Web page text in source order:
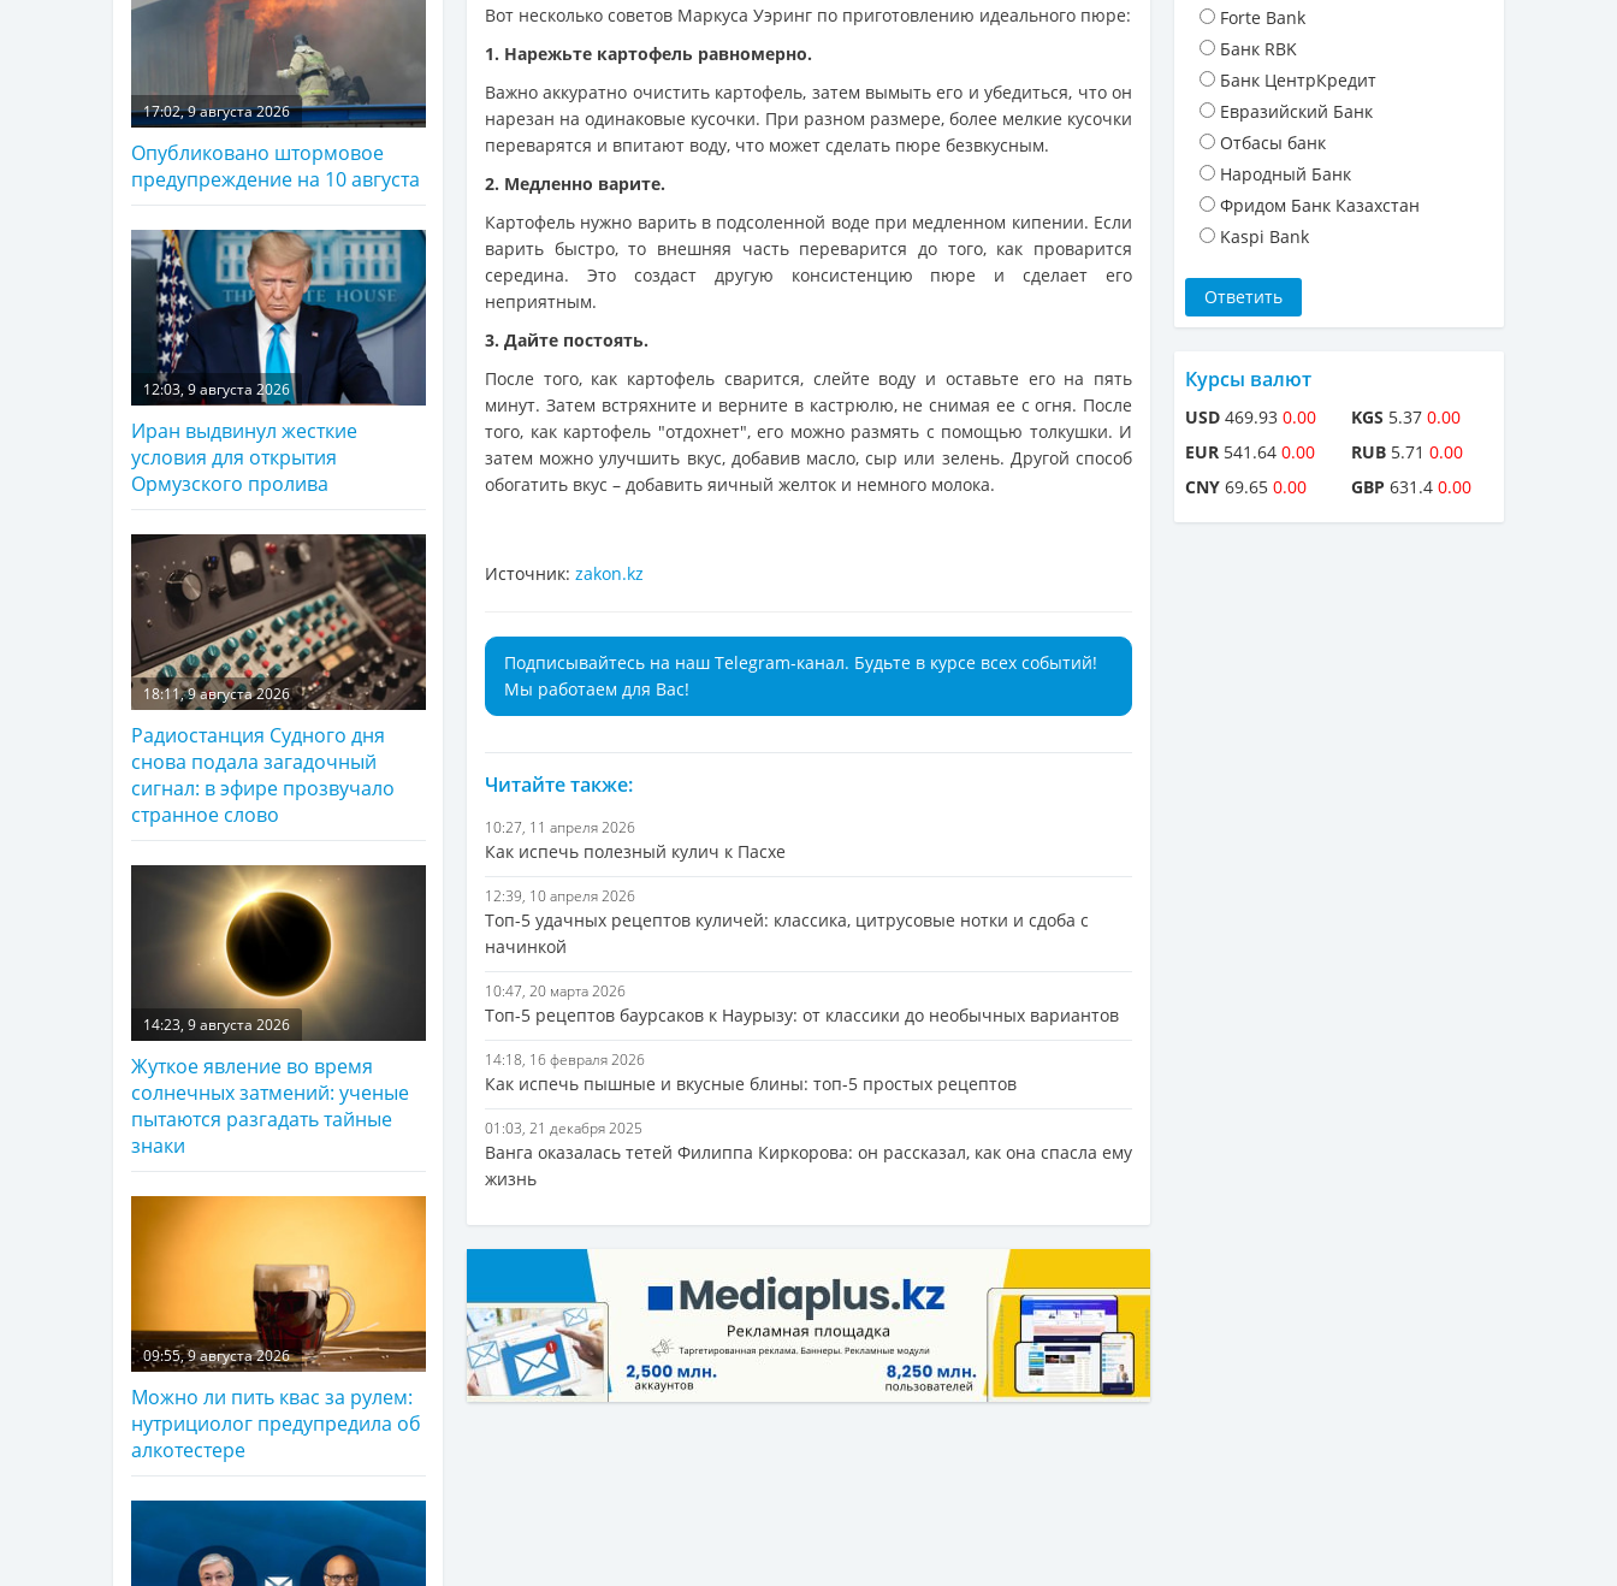
Вот несколько советов Маркуса Уэринг по приготовлению идеального пюре:
1. Нарежьте картофель равномерно.
Важно аккуратно очистить картофель, затем вымыть его и убедиться, что он
нарезан на одинаковые кусочки. При разном размере, более мелкие кусочки
переварятся и впитают воду, что может сделать пюре безвкусным.
2. Медленно варите.
Картофель нужно варить в подсоленной воде при медленном кипении. Если
варить быстро, то внешняя часть переварится до того, как проварится
середина. Это создаст другую консистенцию пюре и сделает его
неприятным.
3. Дайте постоять.
После того, как картофель сварится, слейте воду и оставьте его на пять
минут. Затем встряхните и верните в кастрюлю, не снимая ее с огня. После
того, как картофель "отдохнет", его можно размять с помощью толкушки. И
затем можно улучшить вкус, добавив масло, сыр или зелень. Другой способ
обогатить вкус – добавить яичный желток и немного молока.
Источник: zakon.kz
Подписывайтесь на наш Telegram-канал. Будьте в курсе всех событий!
Мы работаем для Вас!
Читайте также:
10:27, 11 апреля 2026
Как испечь полезный кулич к Пасхе
12:39, 10 апреля 2026
Топ-5 удачных рецептов куличей: классика, цитрусовые нотки и сдоба с
начинкой
10:47, 20 марта 2026
Топ-5 рецептов баурсаков к Наурызу: от классики до необычных вариантов
14:18, 16 февраля 2026
Как испечь пышные и вкусные блины: топ-5 простых рецептов
01:03, 21 декабря 2025
Ванга оказалась тетей Филиппа Киркорова: он рассказал, как она спасла ему
жизнь
17:02, 9 августа 2026
Опубликовано штормовое
предупреждение на 10 августа
12:03, 9 августа 2026
Иран выдвинул жесткие
условия для открытия
Ормузского пролива
18:11, 9 августа 2026
Радиостанция Судного дня
снова подала загадочный
сигнал: в эфире прозвучало
странное слово
14:23, 9 августа 2026
Жуткое явление во время
солнечных затмений: ученые
пытаются разгадать тайные
знаки
09:55, 9 августа 2026
Можно ли пить квас за рулем:
нутрициолог предупредила об
алкотестере
Forte Bank
Банк RBK
Банк ЦентрКредит
Евразийский Банк
Отбасы банк
Народный Банк
Фридом Банк Казахстан
Kaspi Bank
Курсы валют
USD 469.93 0.00
EUR 541.64 0.00
CNY 69.65 0.00
KGS 5.37 0.00
RUB 5.71 0.00
GBP 631.4 0.00